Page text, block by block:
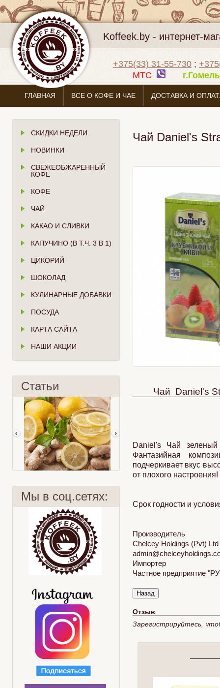
Koffeek.by - интернет-
+375(33) 31-55-730 ;
МТС
ГЛАВНАЯ ВСЕ О КОФЕ И ЧАЕ ДОСТАВКА И
СКИДКИ НЕДЕЛИ
НОВИНКИ
СВЕЖЕОБЖАРЕННЫЙ
КОФЕ
КОФЕ
ЧАЙ
КАКАО И СЛИВКИ
КАПУЧИНО (В Т.Ч. 3 В 1)
ЦИКОРИЙ
ШОКОЛАД
КУЛИНАРНЫЕ ДОБАВКИ
ПОСУДА
КАРТА САЙТА
НАШИ АКЦИИ
Статьи
Бодрит не хуже! Лимон
Мы в соц.сетях:
Чай Daniel's
Чай Daniel's
Daniel's Чай
Фантазийная
подчеркивает вкус
от плохого настроения!
Срок годности и
Производитель
Chelcey Holdings (Pvt)
admin​@
Импортер
Частное предприятие
Отзыв
Зарегистрируйтесь,